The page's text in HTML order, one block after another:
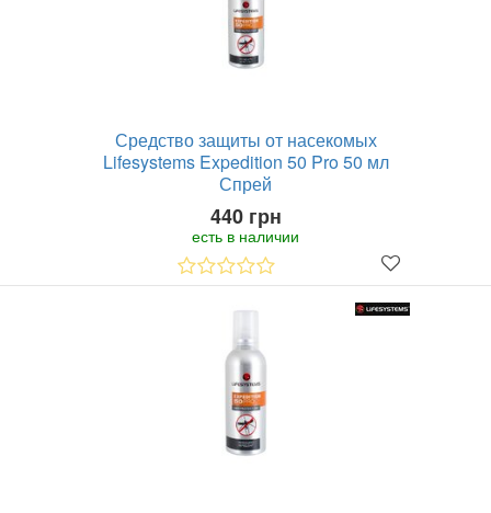
Средство защиты от насекомых
Lifesystems Expedition 50 Pro 50 мл
Спрей
440 грн
есть в наличии